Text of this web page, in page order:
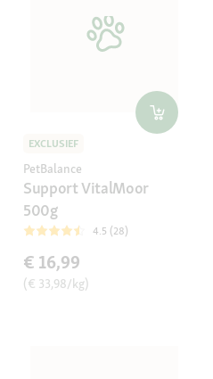
EXCLUSIEF
PetBalance
Support VitalMoor
500g
4.5 (28)
€ 16,99
(€ 33,98/kg)